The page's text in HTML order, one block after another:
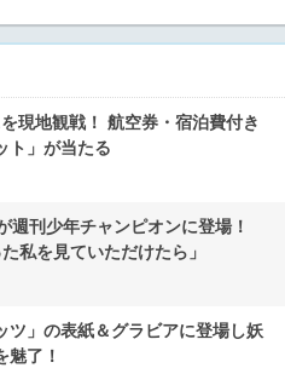
現地観戦！ 航空券・宿泊費付き
ト」が当たる
週刊少年チャンピオンに登場！
私を見ていただけたら」
ツ」の表紙＆グラビアに登場し妖
魅了！